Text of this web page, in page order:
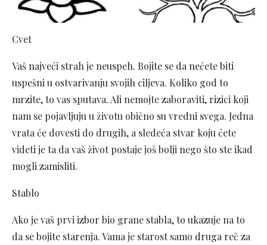
Cvet
Vaš najveći strah je neuspeh. Bojite se da nećete biti
uspešni u ostvarivanju svojih ciljeva. Koliko god to
mrzite, to vas sputava. Ali nemojte zaboraviti, rizici koji
nam se pojavljuju u životu obično su vredni svega. Jedna
vrata će dovesti do drugih, a sledeća stvar koju ćete
videti je ta da vaš život postaje još bolji nego što ste ikad
mogli zamisliti.
Stablo
Ako je vaš prvi izbor bio grane stabla, to ukazuje na to
da se bojite starenja. Vama je starost samo druga reč za